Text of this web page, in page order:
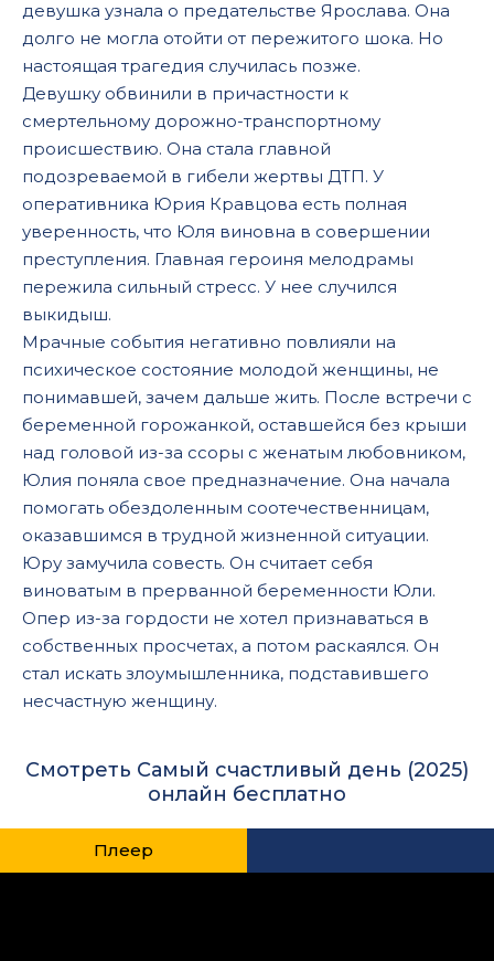
девушка узнала о предательстве Ярослава. Она
долго не могла отойти от пережитого шока. Но
настоящая трагедия случилась позже.
Девушку обвинили в причастности к
смертельному дорожно-транспортному
происшествию. Она стала главной
подозреваемой в гибели жертвы ДТП. У
оперативника Юрия Кравцова есть полная
уверенность, что Юля виновна в совершении
преступления. Главная героиня мелодрамы
пережила сильный стресс. У нее случился
выкидыш.
Мрачные события негативно повлияли на
психическое состояние молодой женщины, не
понимавшей, зачем дальше жить. После встречи с
беременной горожанкой, оставшейся без крыши
над головой из-за ссоры с женатым любовником,
Юлия поняла свое предназначение. Она начала
помогать обездоленным соотечественницам,
оказавшимся в трудной жизненной ситуации.
Юру замучила совесть. Он считает себя
виноватым в прерванной беременности Юли.
Опер из-за гордости не хотел признаваться в
собственных просчетах, а потом раскаялся. Он
стал искать злоумышленника, подставившего
несчастную женщину.
Смотреть Самый счастливый день (2025)
онлайн бесплатно
Плеер